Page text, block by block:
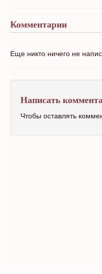
Комментарии
Еще никто ничего не
Написать
Чтобы оставлять